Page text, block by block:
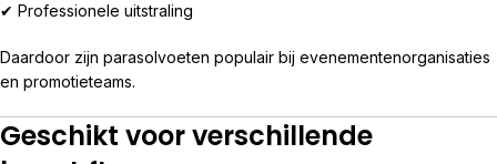
✔ Professionele uitstraling
Daardoor zijn parasolvoeten populair bij evenementenorganisaties
en promotieteams.
Geschikt voor verschillende